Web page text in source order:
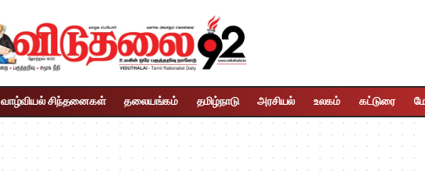
வாழ்வியல் சிந்தனைகள் தலையங்கம் தமிழ்நாடு அரசியல் உலகம் கட்டுரை